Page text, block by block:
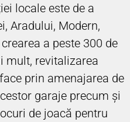
locale este de a
Aradului, Modern,
a peste 300 de
mult, revitalizarea
prin amenajarea de
garaje precum și
de joacă pentru